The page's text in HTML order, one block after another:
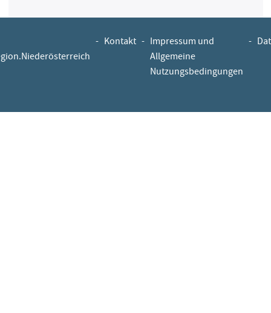
- Kontakt - Impressum und
Allgemeine
Nutzungsbedingungen
-